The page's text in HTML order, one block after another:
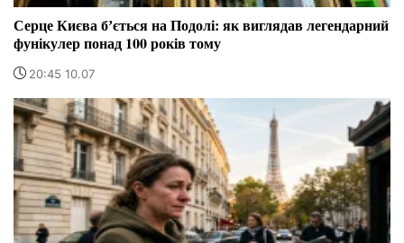
Серце Києва бʼється на Подолі: як виглядав легендарний
фунікулер понад 100 років тому
20:45 10.07